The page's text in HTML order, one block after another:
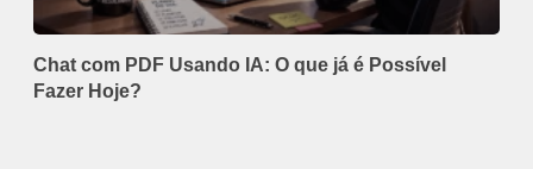
Chat com PDF Usando IA: O que já é Possível
Fazer Hoje?